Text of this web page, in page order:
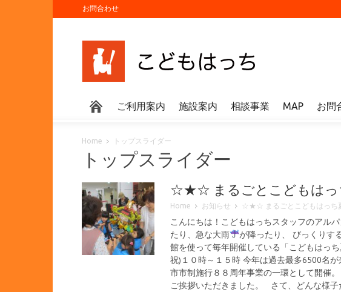
お問合わせ
ご利用案内 施設案内 相談事業 MAP お問
Home トップスライダー
トップスライダー
☆★☆ まるごとこどもは
Home お知らせ ☆★☆ まるごとこどもはっ
こんにちは！こどもはっちスタッフのアル
たり、急な大雨
が降ったり、 びっくりす
館を使って毎年開催している「こどもはっ
祝)１０時～１５時 今年は過去最多6500名が
市市制施行８８周年事業の一環として開催
ご挨拶いただきました。 さて、どんな様